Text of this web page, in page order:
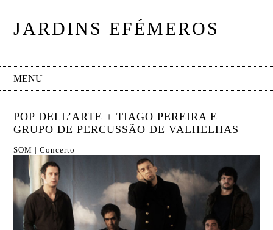
JARDINS EFÉMEROS
MENU
POP DELL’ARTE + TIAGO PEREIRA E
GRUPO DE PERCUSSÃO DE VALHELHAS
SOM | Concerto